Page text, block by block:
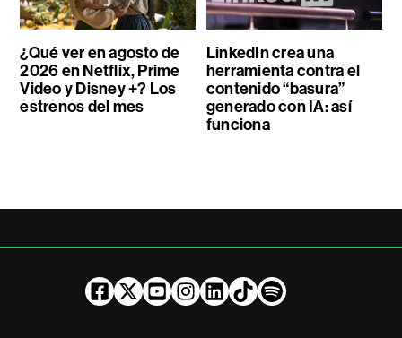
¿Qué ver en agosto de
2026 en Netflix, Prime
Video y Disney +? Los
estrenos del mes
LinkedIn crea una
herramienta contra el
contenido “basura”
generado con IA: así
funciona